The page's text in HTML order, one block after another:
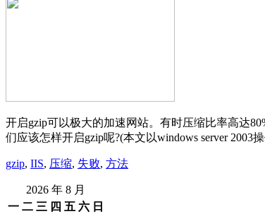
开启gzip可以极大的加速网站。有时压缩比率高达
们应该怎样开启gzip呢?(本文以windows server 2003
gzip, IIS, 压缩, 失败, 方法
2026 年 8 月
一 二 三 四 五 六 日